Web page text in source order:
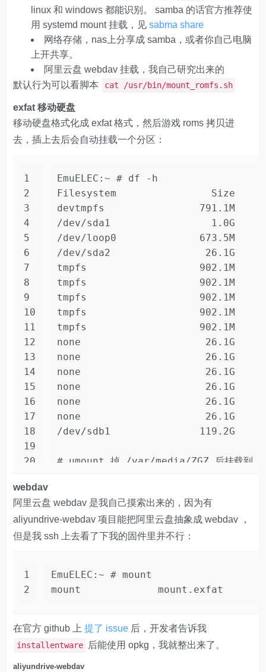
linux 和 windows 都能识别。 samba 的话官方推荐使
用 systemd mount 挂载，见 sabma share
网络存储，nas上分享成 samba，或者你自己电脑
上开共享。
阿里云盘 webdav 挂载，我自己研究出来的
默认行为可以看脚本
cat /usr/bin/mount_romfs.sh
exfat 移动硬盘
移动硬盘格式化成 exfat 格式，然后游戏 roms 拷贝进
去，插上去后会自动挂载一个分区：
1
2
3
4
5
6
7
8
9
10
11
12
13
14
15
16
17
18
19
20
22
EmuELEC:~ # df -h
Filesystem                Size
devtmpfs                791.1M
/dev/sda1                 1.0G
/dev/loop0              673.5M
/dev/sda2                26.1G
tmpfs                   902.1M
tmpfs                   902.1M
tmpfs                   902.1M
tmpfs                   902.1M
tmpfs                   902.1M
none                     26.1G
none                     26.1G
none                     26.1G
none                     26.1G
none                     26.1G
none                     26.1G
/dev/sdb1               119.2G
# umount 掉 /var/media/ZGZ 后挂载到
webdav
阿里云盘 webdav 是我自己摸索出来的，因为有
aliyundrive-webdav 项目能把阿里云盘抽象成 webdav ，
但是我 ssh 上去看了下我的固件里并不行：
1
2
EmuELEC:~ # mount
mount             mount.exfat
在官方 github 上 提了 issue 后，开发者告诉我
installentware 后能使用 opkg，我就整出来了。
aliyundrive-webdav